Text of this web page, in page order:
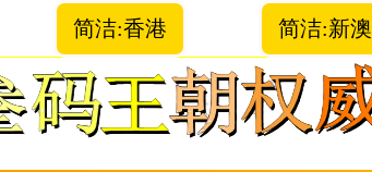
简洁:香港 简洁:新澳